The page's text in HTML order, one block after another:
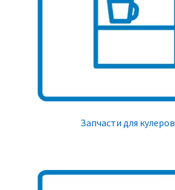
Запчасти для кулеров